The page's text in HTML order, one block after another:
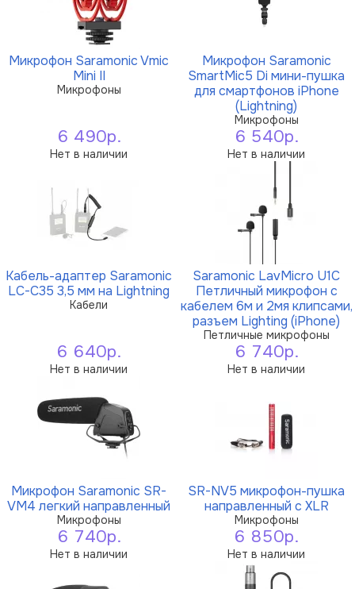
Микрофон Saramonic Vmic
Mini II
Микрофоны
6 490р.
Нет в наличии
Микрофон Saramonic
SmartMic5 Di мини-пушка
для смартфонов iPhone
(Lightning)
Микрофоны
6 540р.
Нет в наличии
Кабель-адаптер Saramonic
LC-C35 3,5 мм на Lightning
Кабели
6 640р.
Нет в наличии
Saramonic LavMicro U1C
Петличный микрофон с
кабелем 6м и 2мя клипсами,
разъем Lighting (iPhone)
Петличные микрофоны
6 740р.
Нет в наличии
Микрофон Saramonic SR-
VM4 легкий направленный
Микрофоны
6 740р.
Нет в наличии
SR-NV5 микрофон-пушка
направленный с XLR
Микрофоны
6 850р.
Нет в наличии